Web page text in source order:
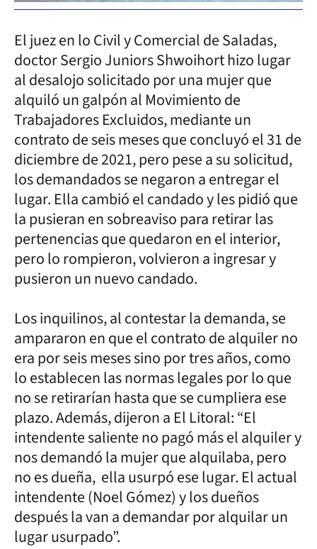
El juez en lo Civil y Comercial de Saladas,
doctor Sergio Juniors Shwoihort hizo lugar
al desalojo solicitado por una mujer que
alquiló un galpón al Movimiento de
Trabajadores Excluidos, mediante un
contrato de seis meses que concluyó el 31 de
diciembre de 2021, pero pese a su solicitud,
los demandados se negaron a entregar el
lugar. Ella cambió el candado y les pidió que
la pusieran en sobreaviso para retirar las
pertenencias que quedaron en el interior,
pero lo rompieron, volvieron a ingresar y
pusieron un nuevo candado.
Los inquilinos, al contestar la demanda, se
ampararon en que el contrato de alquiler no
era por seis meses sino por tres años, como
lo establecen las normas legales por lo que
no se retirarían hasta que se cumpliera ese
plazo. Además, dijeron a El Litoral: “El
intendente saliente no pagó más el alquiler y
nos demandó la mujer que alquilaba, pero
no es dueña, ella usurpó ese lugar. El actual
intendente (Noel Gómez) y los dueños
después la van a demandar por alquilar un
lugar usurpado”.